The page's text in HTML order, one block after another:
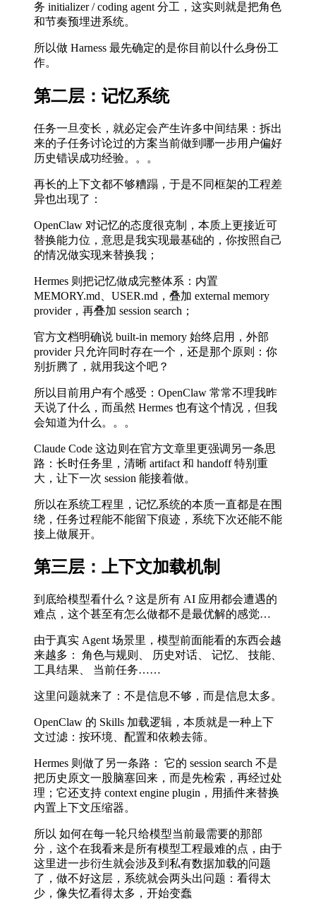
务 initializer / coding agent 分工，这实则就是把角色
和节奏预埋进系统。
所以做 Harness 最先确定的是你目前以什么身份工
作。
第二层：记忆系统
任务一旦变长，就必定会产生许多中间结果：拆出
来的子任务讨论过的方案当前做到哪一步用户偏好
历史错误成功经验。。。
再长的上下文都不够糟蹋，于是不同框架的工程差
异也出现了：
OpenClaw 对记忆的态度很克制，本质上更接近可
替换能力位，意思是我实现最基础的，你按照自己
的情况做实现来替换我；
Hermes 则把记忆做成完整体系：内置
MEMORY.md、USER.md，叠加 external memory
provider，再叠加 session search；
官方文档明确说 built-in memory 始终启用，外部
provider 只允许同时存在一个，还是那个原则：你
别折腾了，就用我这个吧？
所以目前用户有个感受：OpenClaw 常常不理我昨
天说了什么，而虽然 Hermes 也有这个情况，但我
会知道为什么。。。
Claude Code 这边则在官方文章里更强调另一条思
路：长时任务里，清晰 artifact 和 handoff 特别重
大，让下一次 session 能接着做。
所以在系统工程里，记忆系统的本质一直都是在围
绕，任务过程能不能留下痕迹，系统下次还能不能
接上做展开。
第三层：上下文加载机制
到底给模型看什么？这是所有 AI 应用都会遭遇的
难点，这个甚至有怎么做都不是最优解的感觉…
由于真实 Agent 场景里，模型前面能看的东西会越
来越多： 角色与规则、 历史对话、 记忆、 技能、
工具结果、 当前任务……
这里问题就来了：不是信息不够，而是信息太多。
OpenClaw 的 Skills 加载逻辑，本质就是一种上下
文过滤：按环境、配置和依赖去筛。
Hermes 则做了另一条路： 它的 session search 不是
把历史原文一股脑塞回来，而是先检索，再经过处
理；它还支持 context engine plugin，用插件来替换
内置上下文压缩器。
所以 如何在每一轮只给模型当前最需要的那部
分，这个在我看来是所有模型工程最难的点，由于
这里进一步衍生就会涉及到私有数据加载的问题
了，做不好这层，系统就会两头出问题：看得太
少，像失忆看得太多，开始变蠢